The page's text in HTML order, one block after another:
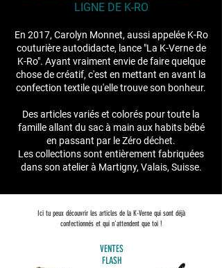
LIGNE DE K-RO
En 2017, Carolyn Monnet, aussi appelée K-Ro
couturière autodidacte, lance "La K-Verne de
K-Ro". Ayant vraiment envie de faire quelque
chose de créatif, c'est en mettant en avant la
confection textile qu'elle trouve son bonheur.
Des articles variés et colorés pour toute la
famille allant du sac à main aux habits bébé
en passant par le Zéro déchet.
Les collections sont entièrement fabriquées
dans son atelier à Martigny, Valais, Suisse.
Ici tu peux découvrir les articles de la K-Verne qui sont déjà
confectionnés et qui n'attendent que toi !
VENTES
FLASH